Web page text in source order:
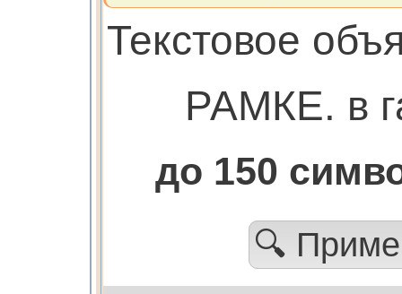
Текстовое
РАМКЕ. в
до 150
🔍